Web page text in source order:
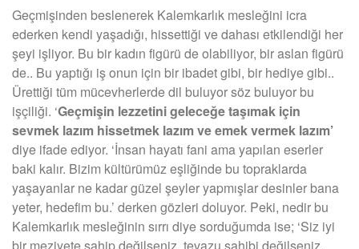
Geçmişinden beslenerek Kalemkarlık mesleğini icra
ederken kendi yaşadığı, hissettiği ve dahası etkilendiği her
şeyi işliyor. Bu bir kadın figürü de olabiliyor, bir aslan figürü
de.. Bu yaptığı iş onun için bir ibadet gibi, bir hediye gibi..
Ürettiği tüm mücevherlerde dil buluyor söz buluyor bu
işçiliği. ‘Geçmişin lezzetini geleceğe taşımak için
sevmek lazım hissetmek lazım ve emek vermek lazım’
diye ifade ediyor. ‘İnsan hayatı fani ama yapılan eserler
baki kalır. Bizim kültürümüz eşliğinde bu topraklarda
yaşayanlar ne kadar güzel şeyler yapmışlar desinler bana
yeter, hedefim bu.’ derken gözleri doluyor. Peki, nedir bu
Kalemkarlık mesleğinin sırrı diye sorduğumda ise; ‘Siz iyi
bir meziyete sahip değilseniz, tevazu sahibi değilseniz,